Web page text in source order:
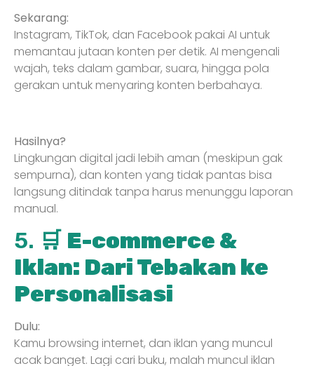
Sekarang:
Instagram, TikTok, dan Facebook pakai AI untuk
memantau jutaan konten per detik. AI mengenali
wajah, teks dalam gambar, suara, hingga pola
gerakan untuk menyaring konten berbahaya.
Hasilnya?
Lingkungan digital jadi lebih aman (meskipun gak
sempurna), dan konten yang tidak pantas bisa
langsung ditindak tanpa harus menunggu laporan
manual.
5. 🛒 E-commerce &
Iklan: Dari Tebakan ke
Personalisasi
Dulu:
Kamu browsing internet, dan iklan yang muncul
acak banget. Lagi cari buku, malah muncul iklan